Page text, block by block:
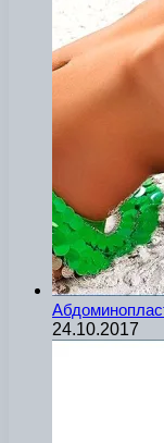
24.10.2017